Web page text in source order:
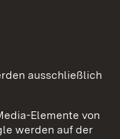
ausschließlich
Elemente von
werden auf der